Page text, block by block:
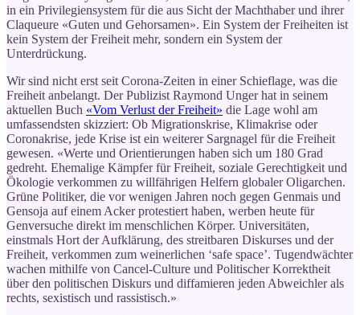
in ein Privilegiensystem für die aus Sicht der Machthaber und ihrer
Claqueure «Guten und Gehorsamen». Ein System der Freiheiten ist
kein System der Freiheit mehr, sondern ein System der
Unterdrückung.
Wir sind nicht erst seit Corona-Zeiten in einer Schieflage, was die
Freiheit anbelangt. Der Publizist Raymond Unger hat in seinem
aktuellen Buch «Vom Verlust der Freiheit» die Lage wohl am
umfassendsten skizziert: Ob Migrationskrise, Klimakrise oder
Coronakrise, jede Krise ist ein weiterer Sargnagel für die Freiheit
gewesen. «Werte und Orientierungen haben sich um 180 Grad
gedreht. Ehemalige Kämpfer für Freiheit, soziale Gerechtigkeit und
Ökologie verkommen zu willfährigen Helfern globaler Oligarchen.
Grüne Politiker, die vor wenigen Jahren noch gegen Genmais und
Gensoja auf einem Acker protestiert haben, werben heute für
Genversuche direkt im menschlichen Körper. Universitäten,
einstmals Hort der Aufklärung, des streitbaren Diskurses und der
Freiheit, verkommen zum weinerlichen ‘safe space’. Tugendwächter
wachen mithilfe von Cancel-Culture und Politischer Korrektheit
über den politischen Diskurs und diffamieren jeden Abweichler als
rechts, sexistisch und rassistisch.»